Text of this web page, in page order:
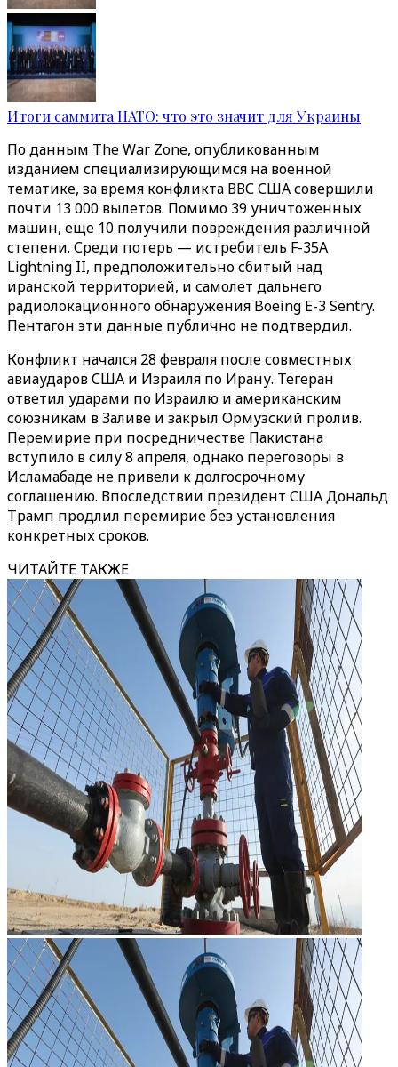
Итоги саммита НАТО: что это значит для Украины
По данным The War Zone, опубликованным
изданием специализирующимся на военной
тематике, за время конфликта ВВС США совершили
почти 13 000 вылетов. Помимо 39 уничтоженных
машин, еще 10 получили повреждения различной
степени. Среди потерь — истребитель F-35A
Lightning II, предположительно сбитый над
иранской территорией, и самолет дальнего
радиолокационного обнаружения Boeing E-3 Sentry.
Пентагон эти данные публично не подтвердил.
Конфликт начался 28 февраля после совместных
авиаударов США и Израиля по Ирану. Тегеран
ответил ударами по Израилю и американским
союзникам в Заливе и закрыл Ормузский пролив.
Перемирие при посредничестве Пакистана
вступило в силу 8 апреля, однако переговоры в
Исламабаде не привели к долгосрочному
соглашению. Впоследствии президент США Дональд
Трамп продлил перемирие без установления
конкретных сроков.
ЧИТАЙТЕ ТАКЖЕ